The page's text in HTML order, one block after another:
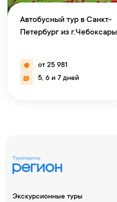
Автобусный тур в Санкт-
Петербург из г.Чебоксары
от 25 981
5, 6 и 7 дней
Экскурсионные туры